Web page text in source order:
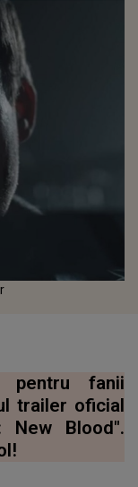
pentru fanii
trailer oficial
New Blood".